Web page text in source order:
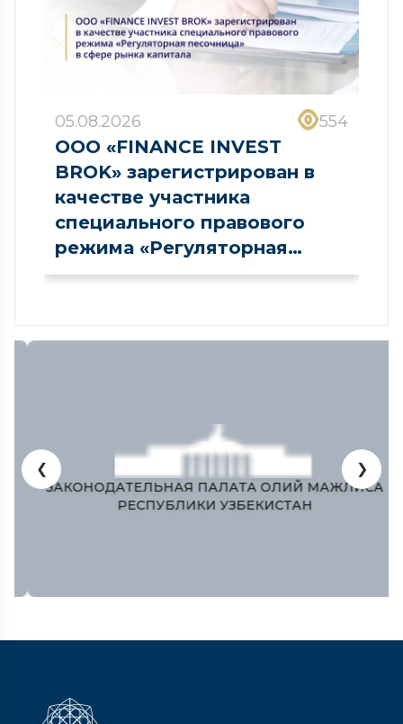
05.08.2026 554
ООО «FINANCE INVEST
BROK» зарегистрирован в
качестве участника
специального правового
режима «Регуляторная
песочница» в сфере рынка
ЗАКОНОДАТЕЛЬНАЯ ПАЛАТА ОЛИЙ МАЖЛИСА
РЕСПУБЛИКИ УЗБЕКИСТАН
❮ ❯